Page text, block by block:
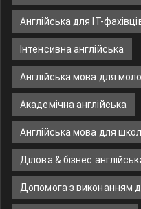
Англійська для IT-
Інтенсивна англійська
Англійська мова для
Академічна англійська
Англійська мова для
Ділова & бізнес
Допомога з виконанням